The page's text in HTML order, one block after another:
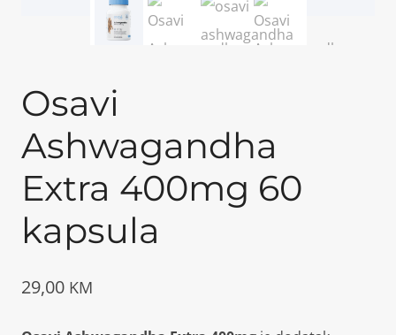
Osavi
Ashwagandha
Extra 400mg 60
kapsula
29,00 KM